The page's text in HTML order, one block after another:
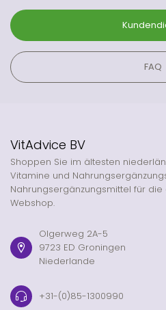
FAQ
VitAdvice BV
Shoppen Sie im ältesten
Vitamine und
Nahrungsergänzungsmittel für
Webshop.
Olgerweg 2A-5
9723 ED Groningen
Niederlande
+31-(0)85-1300990